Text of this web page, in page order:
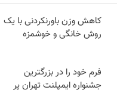
کاهش وزن باورنکردنی با یک
روش خانگی و خوشمزه
فرم خود را در بزرگترین
جشنواره ایمپلنت تهران پر